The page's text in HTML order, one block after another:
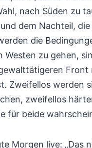
nach Süden zu
dem Nachteil,
die
Westen zu gehen,
Zweifellos werden
zweifellos
für beide
Morgen live: „Das